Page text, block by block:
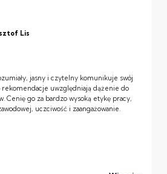
Lis
jasny i czytelny komunikuje swój
rekomendacje uwzględniają dążenie do
Cenię go za bardzo wysoką etykę pracy,
uczciwość i zaangażowanie.